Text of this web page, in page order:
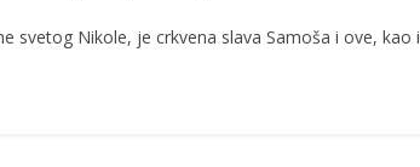
svetog Nikole, je crkvena slava Samoša i ove, kao i